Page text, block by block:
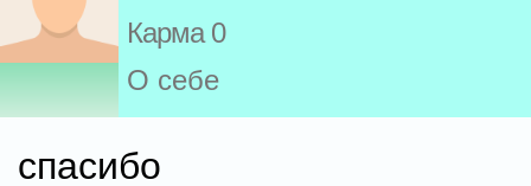
Карма 0
О себе
спасибо